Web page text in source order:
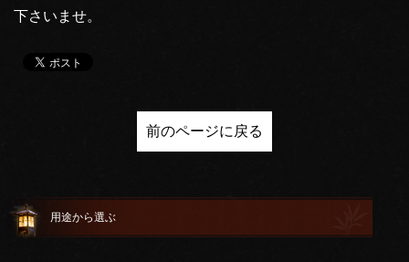
下さいませ。
前のページに戻る
用途から選ぶ